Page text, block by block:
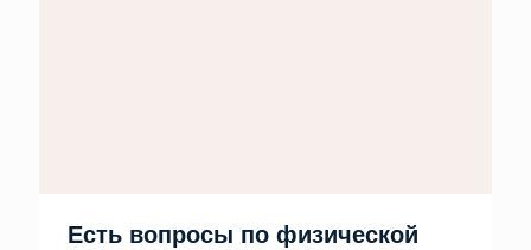
Есть вопросы по физической